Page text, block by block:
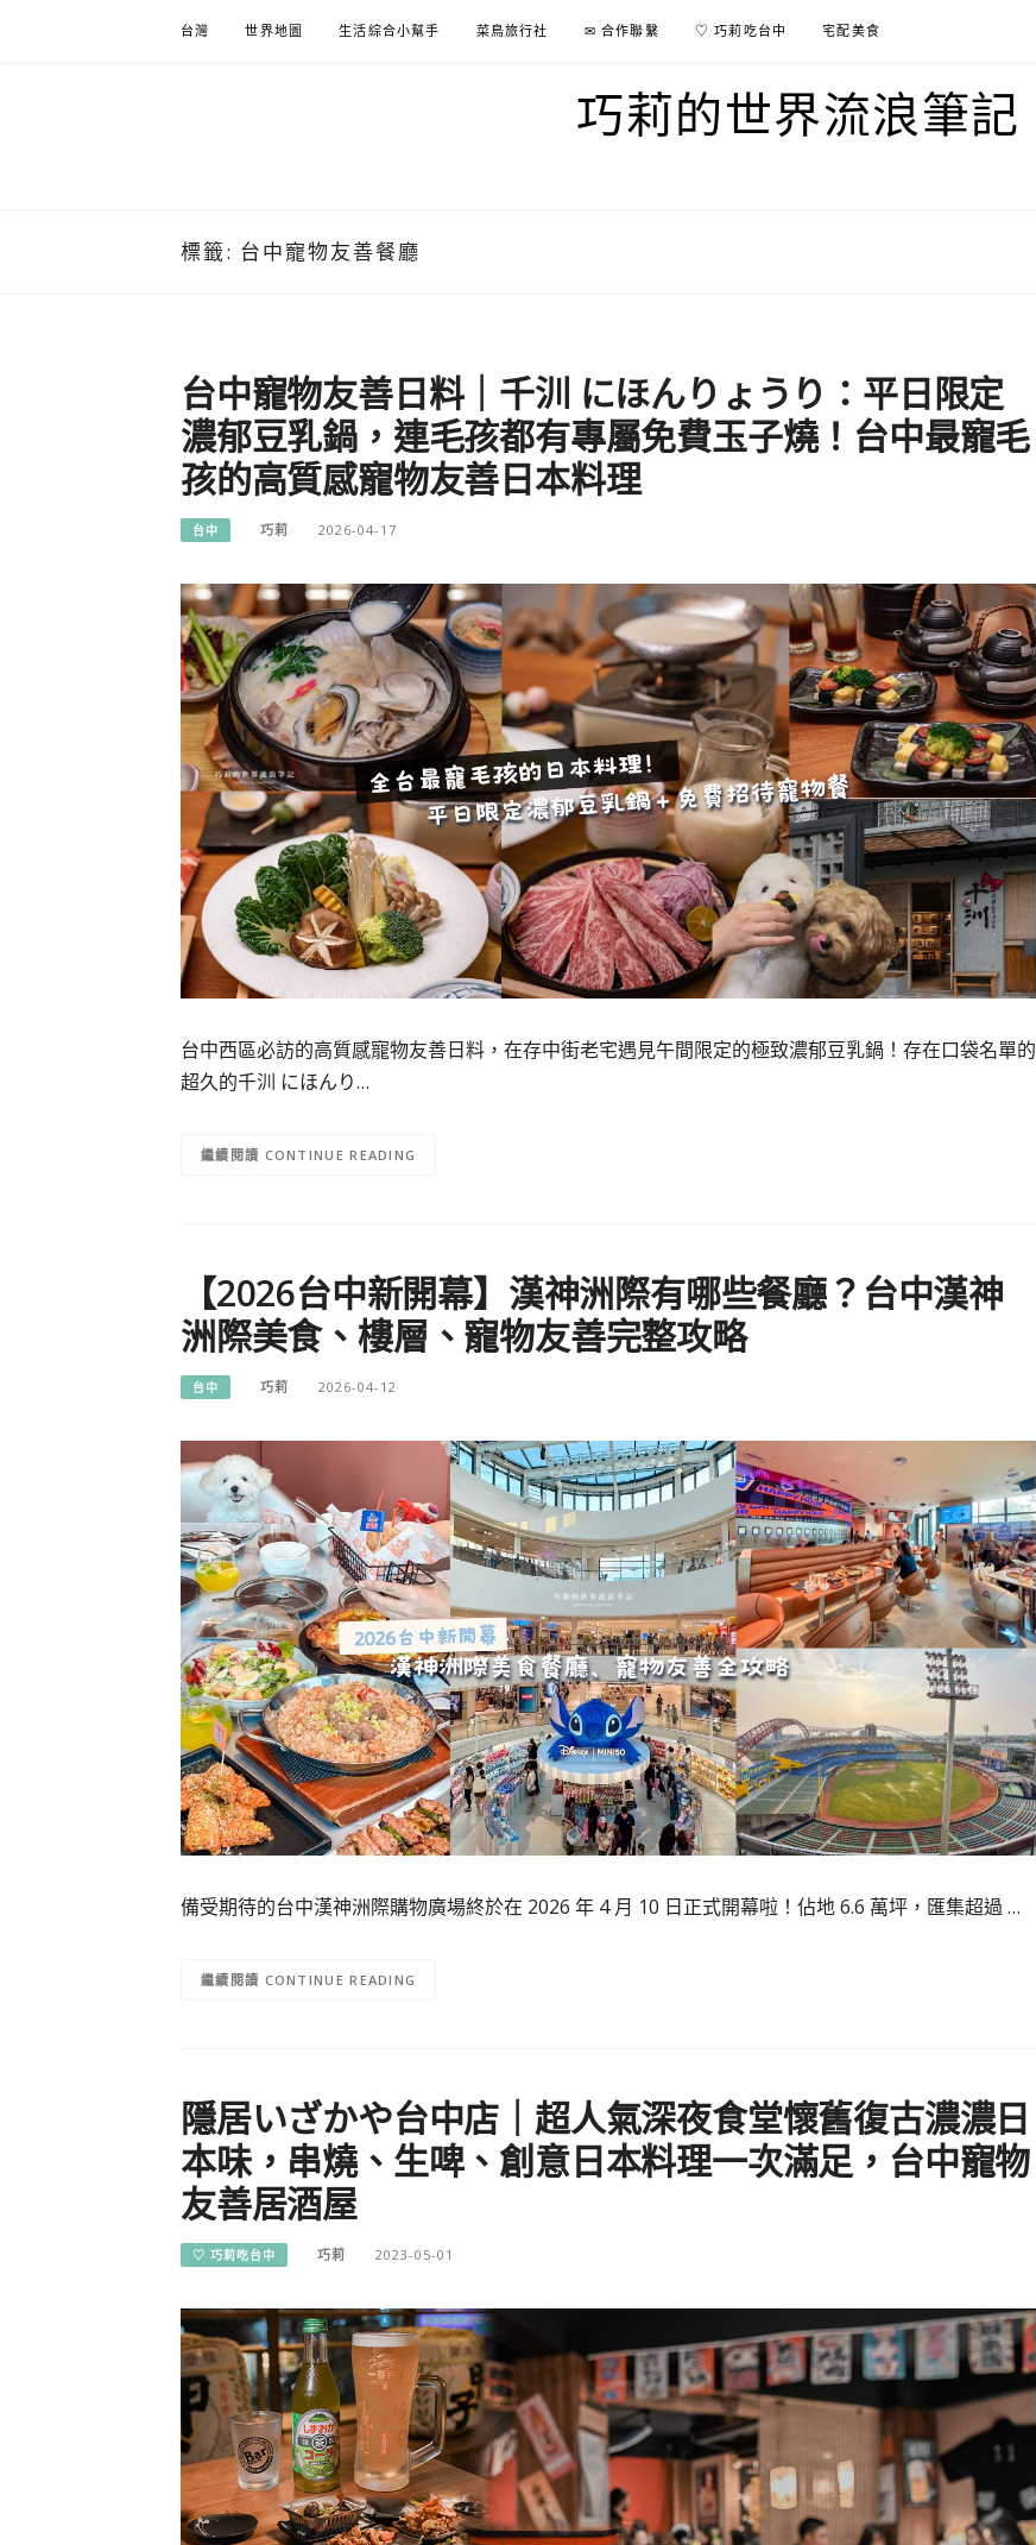
台灣 世界地圖 生活綜合小幫手 菜鳥旅行社 ✉ 合作聯繫 ♡ 巧莉吃台中 宅配美食
巧莉的世界流浪筆記
標籤: 台中寵物友善餐廳
台中寵物友善日料｜千汌 にほんりょうり：平日限定
濃郁豆乳鍋，連毛孩都有專屬免費玉子燒！台中最寵毛
孩的高質感寵物友善日本料理
台中 巧莉 2026-04-17
台中西區必訪的高質感寵物友善日料，在存中街老宅遇見午間限定的極致濃郁豆乳鍋！存在口袋名單的
超久的千汌 にほんり…
CONTINUE READING
【2026台中新開幕】漢神洲際有哪些餐廳？台中漢神
洲際美食、樓層、寵物友善完整攻略
台中 巧莉 2026-04-12
備受期待的台中漢神洲際購物廣場終於在 2026 年 4 月 10 日正式開幕啦！佔地 6.6 萬坪，匯集超過 …
CONTINUE READING
隱居いざかや台中店｜超人氣深夜食堂懷舊復古濃濃日
本味，串燒、生啤、創意日本料理一次滿足，台中寵物
友善居酒屋
♡ 巧莉吃台中 巧莉 2023-05-01